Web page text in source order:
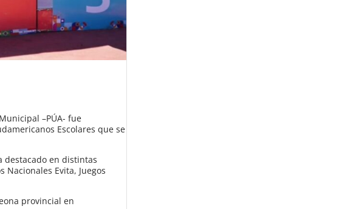
–PÚA- fue
Escolares que se
destacado en distintas
Evita, Juegos
provincial en